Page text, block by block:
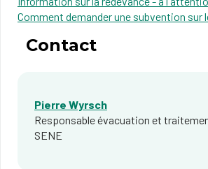
Comment demander une subvention sur
Contact
Pierre Wyrsch
Responsable évacuation et
SENE